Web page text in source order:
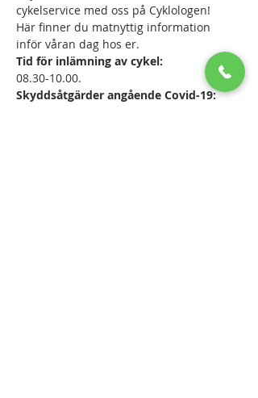
cykelservice med oss på Cyklologen!
Här finner du matnyttig information
inför våran dag hos er.
Tid för inlämning av cykel:
08.30-10.00.
Skyddsåtgärder angående Covid-19: